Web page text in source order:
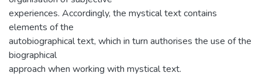
experiences. Accordingly, the mystical text contains
elements of the
autobiographical text, which in turn authorises the use of the
biographical
approach when working with mystical text.